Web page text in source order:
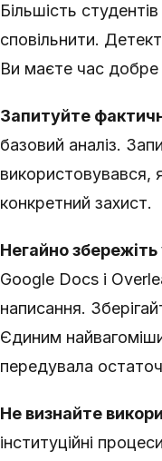
Більшість
сповільнити.
Ви маєте час добре
Запитуйте
базовий аналіз.
використовувався,
конкретний захист.
Негайно збережіть
Google Docs і
написання.
Єдиним
передувала
Не визнайте
інституційні